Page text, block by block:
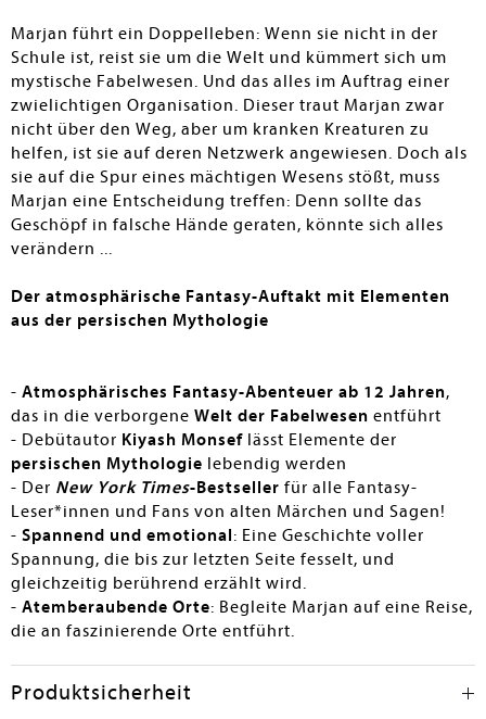
Marjan führt ein Doppelleben: Wenn sie nicht in der
Schule ist, reist sie um die Welt und kümmert sich um
mystische Fabelwesen. Und das alles im Auftrag einer
zwielichtigen Organisation. Dieser traut Marjan zwar
nicht über den Weg, aber um kranken Kreaturen zu
helfen, ist sie auf deren Netzwerk angewiesen. Doch als
sie auf die Spur eines mächtigen Wesens stößt, muss
Marjan eine Entscheidung treffen: Denn sollte das
Geschöpf in falsche Hände geraten, könnte sich alles
verändern ...
Der atmosphärische Fantasy-Auftakt mit Elementen
aus der persischen Mythologie
- Atmosphärisches Fantasy-Abenteuer ab 12 Jahren,
das in die verborgene Welt der Fabelwesen entführt
- Debütautor Kiyash Monsef lässt Elemente der
persischen Mythologie lebendig werden
- Der New York Times-Bestseller für alle Fantasy-
Leser*innen und Fans von alten Märchen und Sagen!
- Spannend und emotional: Eine Geschichte voller
Spannung, die bis zur letzten Seite fesselt, und
gleichzeitig berührend erzählt wird.
- Atemberaubende Orte: Begleite Marjan auf eine Reise,
die an faszinierende Orte entführt.
Produktsicherheit